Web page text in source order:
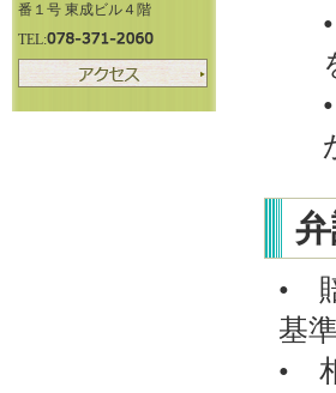
番１号 東成ビル４階
TEL:
•
基
•